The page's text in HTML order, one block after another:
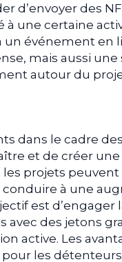
d’envoyer des
une certaine
un événement en
mais aussi une
autour du
dans le cadre
et de créer
projets peuvent
à une
est
des jetons
active. Les
les détenteurs